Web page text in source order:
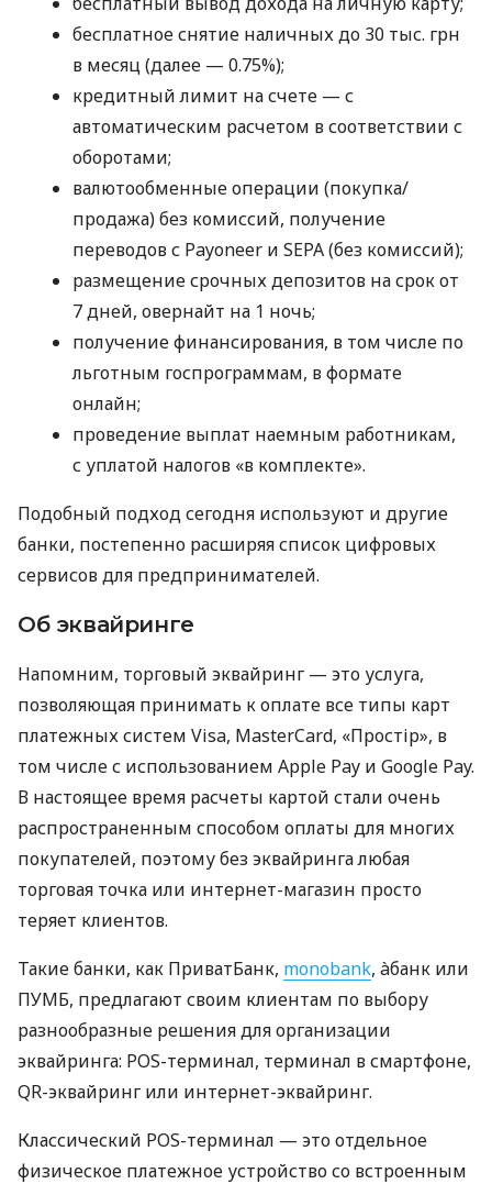
бесплатное снятие наличных до 30 тыс. грн
в месяц (далее — 0.75%);
кредитный лимит на счете — с
автоматическим расчетом в соответствии с
оборотами;
валютообменные операции (покупка/
продажа) без комиссий, получение
переводов с Payoneer и SEPA (без комиссий);
размещение срочных депозитов на срок от
7 дней, овернайт на 1 ночь;
получение финансирования, в том числе по
льготным госпрограммам, в формате
онлайн;
проведение выплат наемным работникам,
с уплатой налогов «в комплекте».
Подобный подход сегодня используют и другие
банки, постепенно расширяя список цифровых
сервисов для предпринимателей.
Об эквайринге
Напомним, торговый эквайринг — это услуга,
позволяющая принимать к оплате все типы карт
платежных систем Visa, MasterCard, «Простір», в
том числе с использованием Apple Pay и Google Pay.
В настоящее время расчеты картой стали очень
распространенным способом оплаты для многих
покупателей, поэтому без эквайринга любая
торговая точка или интернет-магазин просто
теряет клиентов.
Такие банки, как ПриватБанк, monobank, àбанк или
ПУМБ, предлагают своим клиентам по выбору
разнообразные решения для организации
эквайринга: POS-терминал, терминал в смартфоне,
QR-эквайринг или интернет-эквайринг.
Классический POS-терминал — это отдельное
физическое платежное устройство со встроенным